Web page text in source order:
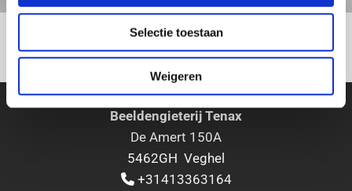
Selectie toestaan
Weigeren
+31413363164
Beeldengieterij Tenax
De Amert 150A
5462GH Veghel
 +31413363164